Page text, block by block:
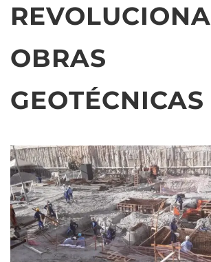
REVOLUCIONA
OBRAS
GEOTÉCNICAS